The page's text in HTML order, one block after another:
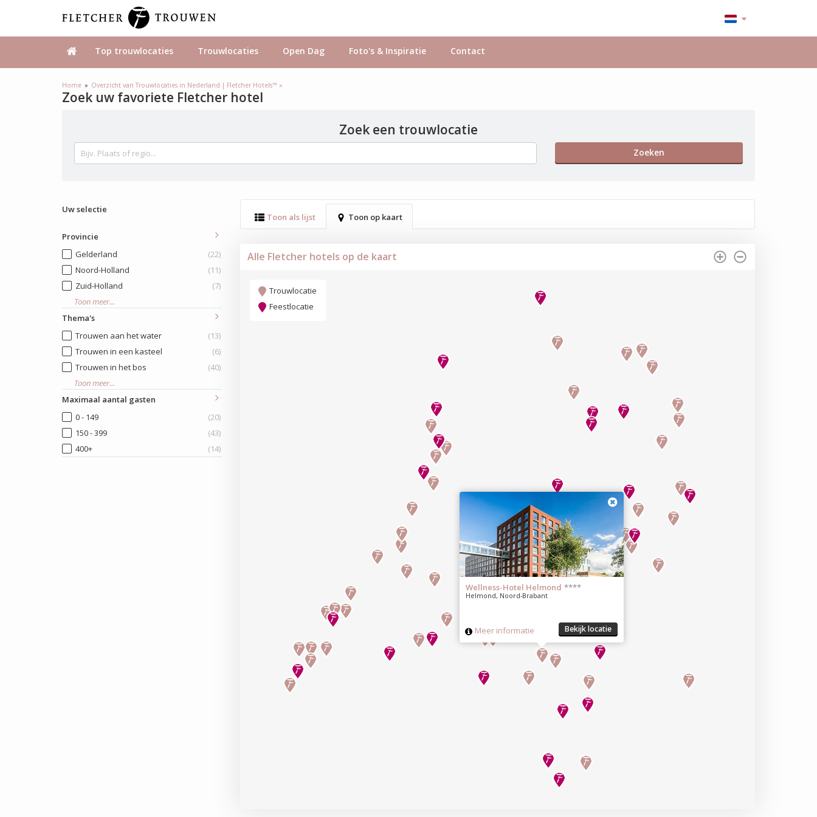
Top trouwlocaties Trouwlocaties Open Dag Foto's & Inspiratie Contact
Home Overzicht van Trouwlocaties in Nederland | Fletcher Hotels™ »
Zoek uw favoriete Fletcher hotel
Zoek een trouwlocatie
Uw selectie
Provincie
Gelderland
(22)
Noord-Holland
(11)
Zuid-Holland
(7)
Toon meer...
Thema's
Trouwen aan het water
(13)
Trouwen in een kasteel
(6)
Trouwen in het bos
(40)
Toon meer...
Maximaal aantal gasten
0 - 149
(20)
150 - 399
(43)
400+
(14)
Toon als lijst Toon op kaart
Alle Fletcher hotels op de kaart
Wellness-Hotel Helmond ****
Helmond, Noord-Brabant
Meer informatie Bekijk locatie
Trouwlocatie
Feestlocatie